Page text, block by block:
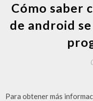
Cómo saber
de android
Para obtener más